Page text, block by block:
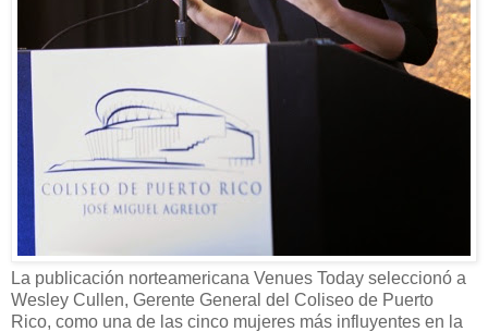
La publicación norteamericana Venues Today seleccionó a
Wesley Cullen, Gerente General del Coliseo de Puerto
Rico, como una de las cinco mujeres más influyentes en la